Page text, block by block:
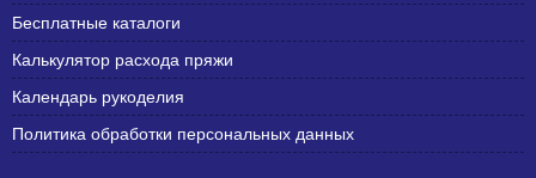
Бесплатные каталоги
Калькулятор расхода пряжи
Календарь рукоделия
Политика обработки персональных данных